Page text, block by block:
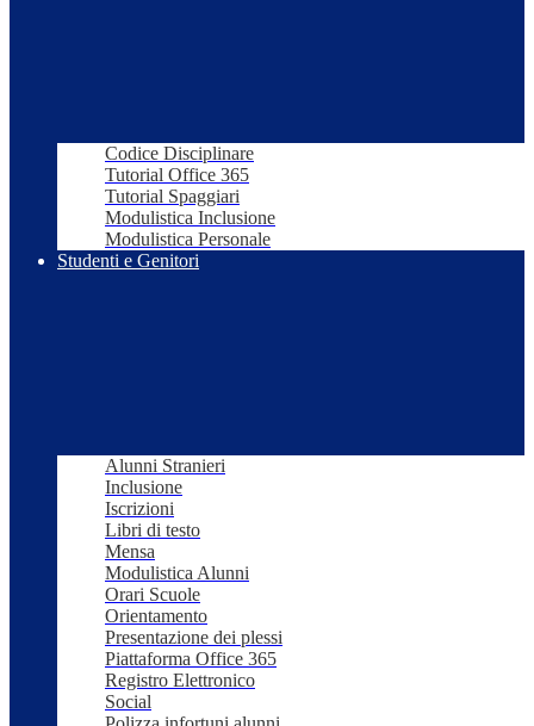
Codice Disciplinare
Tutorial Office 365
Tutorial Spaggiari
Modulistica Inclusione
Modulistica Personale
Studenti e Genitori
Alunni Stranieri
Inclusione
Iscrizioni
Libri di testo
Mensa
Modulistica Alunni
Orari Scuole
Orientamento
Presentazione dei plessi
Piattaforma Office 365
Registro Elettronico
Social